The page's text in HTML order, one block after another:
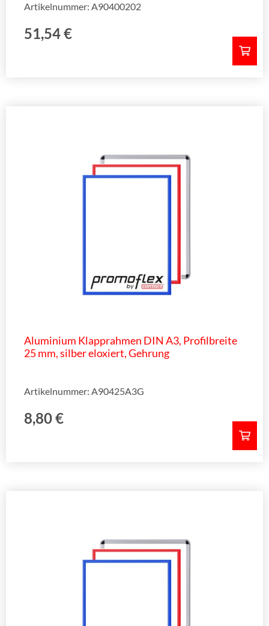
51,54€
Artikelnummer: A90400202
Aluminium Klapprahmen DIN A3, Profilbreite
25 mm, silber eloxiert, Gehrung
8,80€
Artikelnummer: A90425A3G